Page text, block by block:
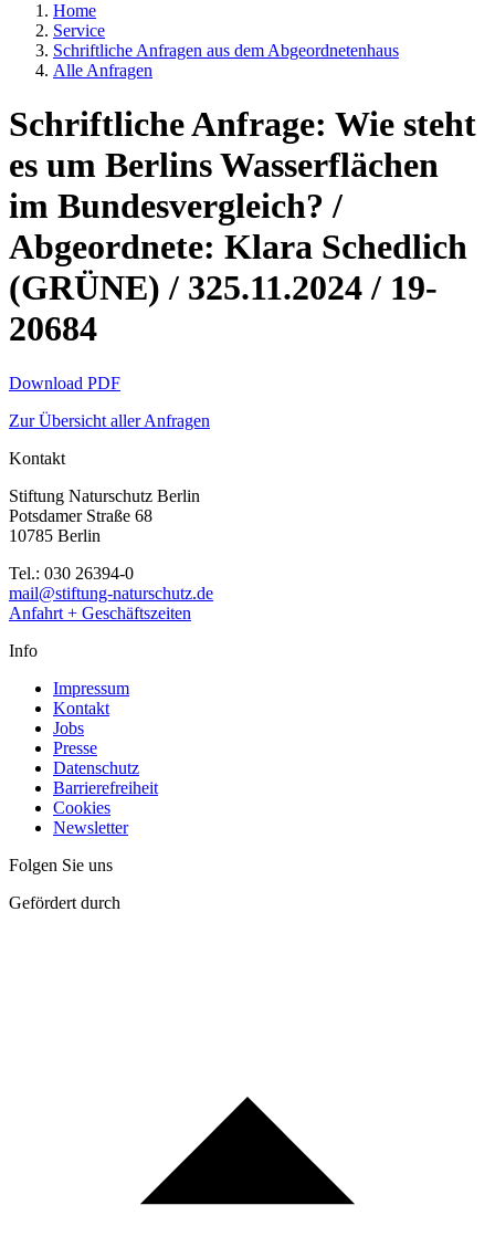
Home
Service
Schriftliche Anfragen aus dem Abgeordnetenhaus
Alle Anfragen
Schriftliche Anfrage: Wie steht
es um Berlins Wasserflächen
im Bundesvergleich? /
Abgeordnete: Klara Schedlich
(GRÜNE) / 325.11.2024 / 19-
20684
Download PDF
Zur Übersicht aller Anfragen
Kontakt
Stiftung Naturschutz Berlin
Potsdamer Straße 68
10785 Berlin
Tel.: 030 26394-0
mail@stiftung-naturschutz.de
Anfahrt + Geschäftszeiten
Info
Impressum
Kontakt
Jobs
Presse
Datenschutz
Barrierefreiheit
Cookies
Newsletter
Folgen Sie uns
Gefördert durch